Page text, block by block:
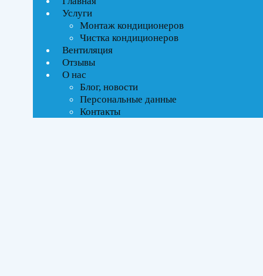
Услуги
Монтаж кондиционеров
Чистка кондиционеров
Вентиляция
Отзывы
О нас
Блог, новости
Персональные данные
Контакты
ВСЕ АКЦИИ(5)
On-Off стандартное